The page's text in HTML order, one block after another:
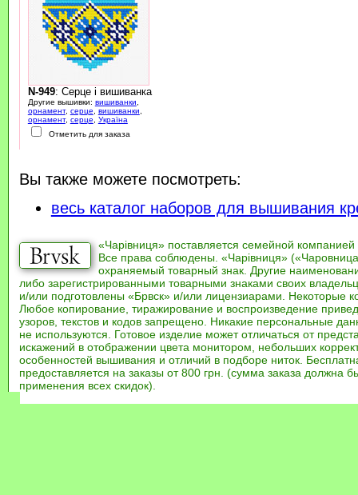
N-949: Серце і вишиванка
Другие вышивки: вишиванки
орнамент, серце вишиванки
орнамент, серце
Україна
Отметить для заказа
Вы также можете посмотреть:
весь каталог наборов для вышивания
«Чарівниця» поставляется семейной компанией
Все права соблюдены. «Чарівниця»
охраняемый товарный знак. Другие
либо зарегистрированными товарными знаками своих
и/или подготовлены «Брвск» и/или лицензиарами. Некоторые
Любое копирование, тиражирование и воспроизведение
узоров, текстов и кодов запрещено. Никакие персональные
не используются. Готовое изделие может отличаться от
искажений в отображении цвета монитором, небольших
особенностей вышивания и отличий в подборе ниток.
предоставляется на заказы от 800 грн. (сумма заказа должна
применения всех скидок).